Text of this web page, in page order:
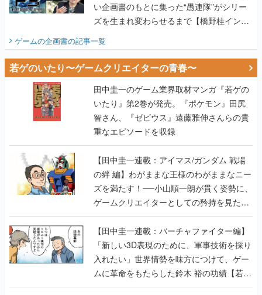
い企画書のもとに集った“愚連隊”がシリー
ズを生まれ変わらせるまで【橋野桂インタ
ビュー】
ゲームの企画書の記事一覧
若ゲのいたり〜ゲームクリエイターの青春〜
田中圭一のゲーム業界取材マンガ『若ゲの
いたり』第2巻が発売。『ポケモン』田尻
智さん、『ゼビウス』遠藤雅伸さんらの貴
重なエピソードを収録
【田中圭一連載：アイマス/ガンダム 戦場
の絆 編】わがままな王様のわがままなニー
ズを満たす！──小山順一朗が貫く姿勢に、
ゲームクリエイターとしての矜持を見た
【若ゲのいたり最終回】
【田中圭一連載：バーチャファイター編】
「新しい3D表現のために、軍事技術を採り
入れたい」世界情勢を味方につけて、ゲー
ムに革命をもたらした鈴木 裕の功績【若ゲ
のいたり】